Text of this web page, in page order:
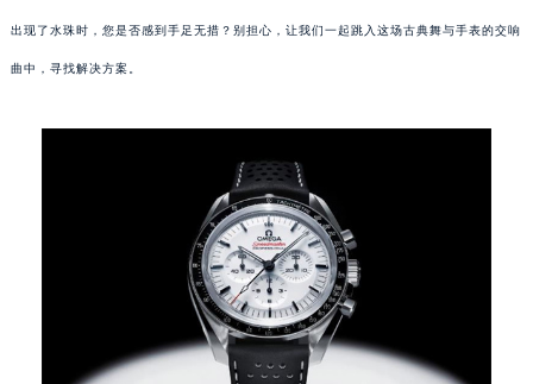
出现了水珠时，您是否感到手足无措？别担心，让我们一起跳入这场古典舞与手表的交响
曲中，寻找解决方案。